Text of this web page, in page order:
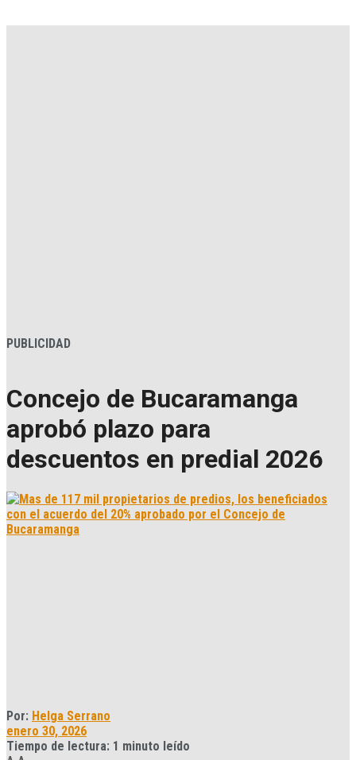
PUBLICIDAD
Concejo de Bucaramanga
aprobó plazo para
descuentos en predial 2026
Por: Helga Serrano
enero 30, 2026
Tiempo de lectura: 1 minuto leído